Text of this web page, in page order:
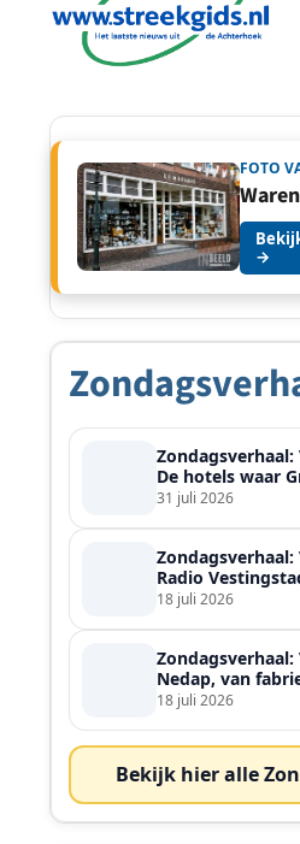
FOTO
→
Zondagsverhaal:
De hotels waar
ontmoette
31 juli 2026
Zondagsverhaal:
Radio
heel de streek
18 juli 2026
Zondagsverhaal:
Nedap, van
wereldspeler
18 juli 2026
Bekijk hier alle